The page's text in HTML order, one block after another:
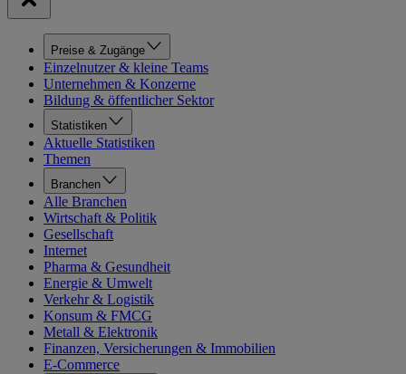
Preise & Zugänge
Einzelnutzer & kleine Teams
Unternehmen & Konzerne
Bildung & öffentlicher Sektor
Statistiken
Aktuelle Statistiken
Themen
Branchen
Alle Branchen
Wirtschaft & Politik
Gesellschaft
Internet
Pharma & Gesundheit
Energie & Umwelt
Verkehr & Logistik
Konsum & FMCG
Metall & Elektronik
Finanzen, Versicherungen & Immobilien
E-Commerce